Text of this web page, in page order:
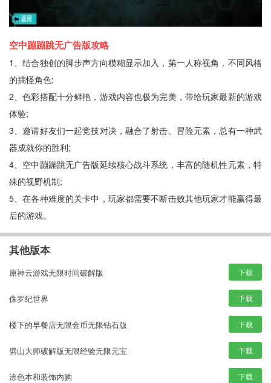
空中蹦蹦跳无广告版攻略
1、结合独创的脚步声方向模糊显示加入，第一人称视角，不同风格
的搞怪角色;
2、色彩搭配十分鲜艳，游戏内容也极为完美，带给玩家最新的游戏
体验;
3、邀请好友们一起竞技对决，融合了射击、冒险元素，总有一种武
器成就你的胜利;
4、空中蹦蹦跳无广告版延续核心战斗系统，丰富的随机性元素，特
殊的视野机制;
5、在各种难度的关卡中，玩家都需要不断击败其他玩家才能赢得最
后的游戏。
其他版本
原神云游戏无限时间破解版 下载
侏罗纪世界 下载
楼下的早餐店无限金币无限钻石版 下载
劈山大师破解版无限经验无限元宝 下载
涂色本和装饰内购 下载